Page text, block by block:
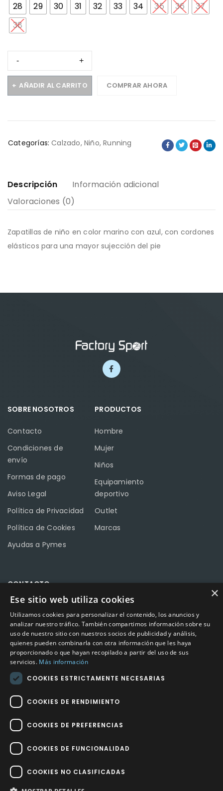
28 29 30 31 32 33 34 35 36
37
38
AÑADIR AL CARRITO COMPRAR AHORA
Categorías: Calzado,Niño,Running
Descripción
Información adicional
Valoraciones (0)
Zapatillas de niño en color marino con azul, con cordones
elásticos para una mayor sujección del pie
SOBRE NOSOTROS
Contacto
Condiciones de
envío
Formas de pago
Aviso Legal
Política de Privacidad
Política de Cookies
Ayudas a Pymes
PRODUCTOS
Hombre
Mujer
Niños
Equipamiento
deportivo
Outlet
Marcas
CONTACTO
Calle Méndez Núñez nº3 – Fuente Palmera 14120 Córdoba
Teléfono 957 04 96 57
Emailinfo@factory-sport.es
Lunes a viernes
10:00 a 14:00 / 18:00 a 21:00
Impulsoh Performance Marketing
×
Ese sitio web utiliza cookies
Utilizamos cookies para personalizar el contenido, los anuncios y
analizar nuestro tráfico. También compartimos información sobre su
uso de nuestro sitio con nuestros socios de publicidad y análisis,
quienes pueden combinarla con otra información que les haya
proporcionado o que hayan recopilado a partir del uso de sus
servicios. Más información
COOKIES ESTRICTAMENTE NECESARIAS
COOKIES DE RENDIMIENTO
COOKIES DE PREFERENCIAS
COOKIES DE FUNCIONALIDAD
COOKIES NO CLASIFICADAS